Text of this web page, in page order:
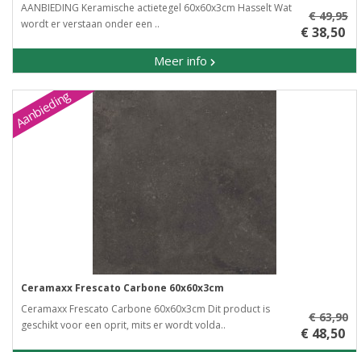
AANBIEDING Keramische actietegel 60x60x3cm Hasselt Wat
wordt er verstaan onder een ..
Meer info
€ 49,95
€ 38,50
Aanbieding
Ceramaxx Frescato Carbone 60x60x3cm
Ceramaxx Frescato Carbone 60x60x3cm Dit product is
geschikt voor een oprit, mits er wordt volda..
€ 63,90
€ 48,50